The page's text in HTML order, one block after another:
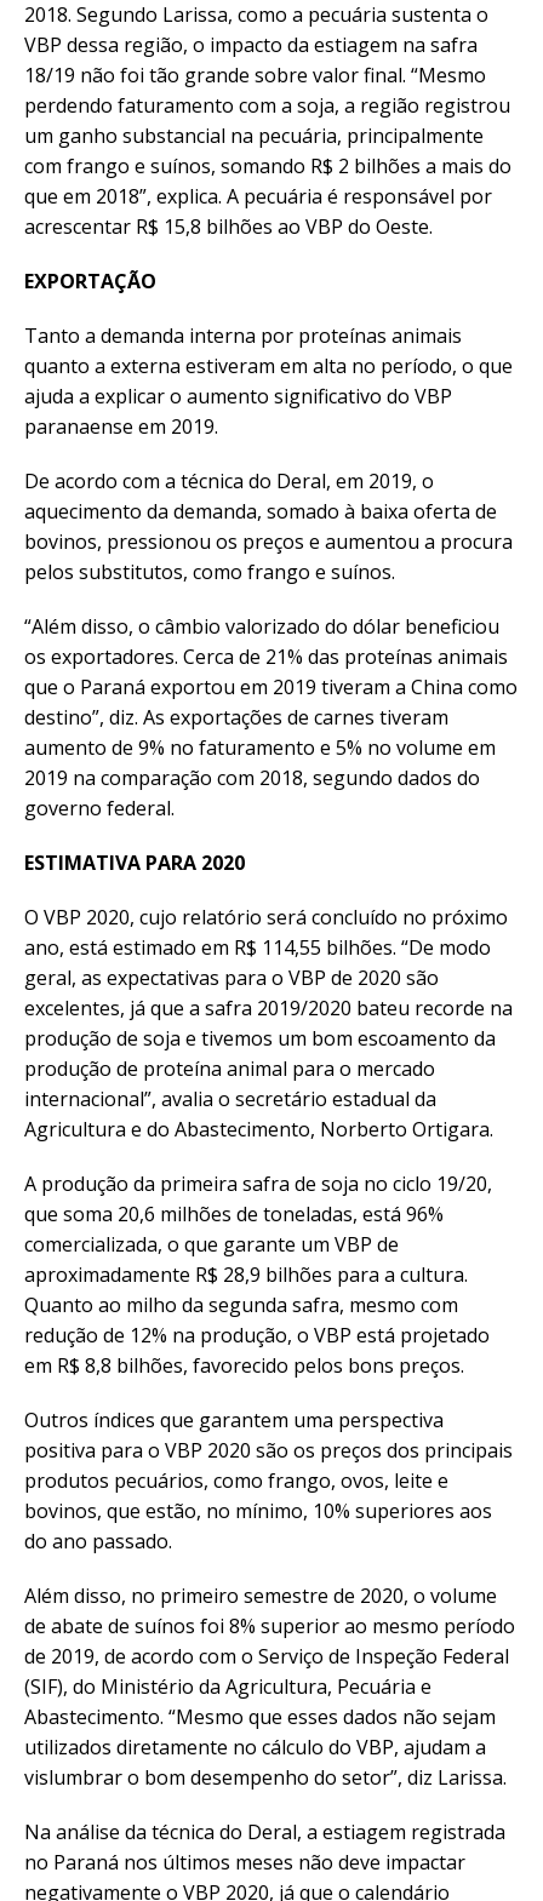
2018. Segundo Larissa, como a pecuária sustenta o
VBP dessa região, o impacto da estiagem na safra
18/19 não foi tão grande sobre valor final. “Mesmo
perdendo faturamento com a soja, a região registrou
um ganho substancial na pecuária, principalmente
com frango e suínos, somando R$ 2 bilhões a mais do
que em 2018”, explica. A pecuária é responsável por
acrescentar R$ 15,8 bilhões ao VBP do Oeste.
EXPORTAÇÃO
Tanto a demanda interna por proteínas animais
quanto a externa estiveram em alta no período, o que
ajuda a explicar o aumento significativo do VBP
paranaense em 2019.
De acordo com a técnica do Deral, em 2019, o
aquecimento da demanda, somado à baixa oferta de
bovinos, pressionou os preços e aumentou a procura
pelos substitutos, como frango e suínos.
“Além disso, o câmbio valorizado do dólar beneficiou
os exportadores. Cerca de 21% das proteínas animais
que o Paraná exportou em 2019 tiveram a China como
destino”, diz. As exportações de carnes tiveram
aumento de 9% no faturamento e 5% no volume em
2019 na comparação com 2018, segundo dados do
governo federal.
ESTIMATIVA PARA 2020
O VBP 2020, cujo relatório será concluído no próximo
ano, está estimado em R$ 114,55 bilhões. “De modo
geral, as expectativas para o VBP de 2020 são
excelentes, já que a safra 2019/2020 bateu recorde na
produção de soja e tivemos um bom escoamento da
produção de proteína animal para o mercado
internacional”, avalia o secretário estadual da
Agricultura e do Abastecimento, Norberto Ortigara.
A produção da primeira safra de soja no ciclo 19/20,
que soma 20,6 milhões de toneladas, está 96%
comercializada, o que garante um VBP de
aproximadamente R$ 28,9 bilhões para a cultura.
Quanto ao milho da segunda safra, mesmo com
redução de 12% na produção, o VBP está projetado
em R$ 8,8 bilhões, favorecido pelos bons preços.
Outros índices que garantem uma perspectiva
positiva para o VBP 2020 são os preços dos principais
produtos pecuários, como frango, ovos, leite e
bovinos, que estão, no mínimo, 10% superiores aos
do ano passado.
Além disso, no primeiro semestre de 2020, o volume
de abate de suínos foi 8% superior ao mesmo período
de 2019, de acordo com o Serviço de Inspeção Federal
(SIF), do Ministério da Agricultura, Pecuária e
Abastecimento. “Mesmo que esses dados não sejam
utilizados diretamente no cálculo do VBP, ajudam a
vislumbrar o bom desempenho do setor”, diz Larissa.
Na análise da técnica do Deral, a estiagem registrada
no Paraná nos últimos meses não deve impactar
negativamente o VBP 2020, já que o calendário